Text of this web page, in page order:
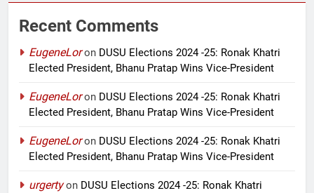
Recent Comments
EugeneLoron DUSU Elections 2024 -25: Ronak Khatri
Elected President, Bhanu Pratap Wins Vice-President
EugeneLoron DUSU Elections 2024 -25: Ronak Khatri
Elected President, Bhanu Pratap Wins Vice-President
EugeneLoron DUSU Elections 2024 -25: Ronak Khatri
Elected President, Bhanu Pratap Wins Vice-President
urgertyon DUSU Elections 2024 -25: Ronak Khatri